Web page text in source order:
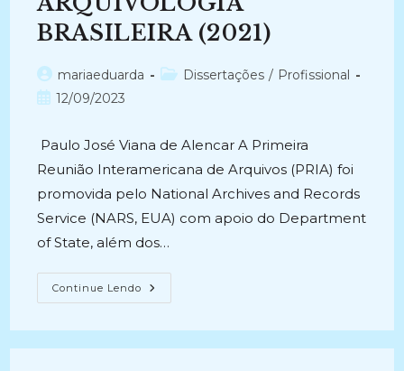
BRASILEIRA (2021)
Autor
do
mariaeduarda
Categoria
Dissertações / Profissional
Post12/09/2023
Paulo José Viana de Alencar A Primeira
Reunião Interamericana de Arquivos (PRIA) foi
promovida pelo National Archives and Records
Service (NARS, EUA) com apoio do Department
of State, além dos…
Continue Lendo A
PRIMEIRA
ARQUIVOS